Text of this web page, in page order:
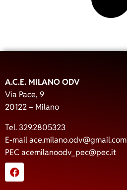
A.C.E. MILANO ODV
Via Pace, 9
20122 – Milano
Tel. 329.2805323
E-mailace.milano.odv@gmail.com
PEC acemilanoodv_pec@pec.it